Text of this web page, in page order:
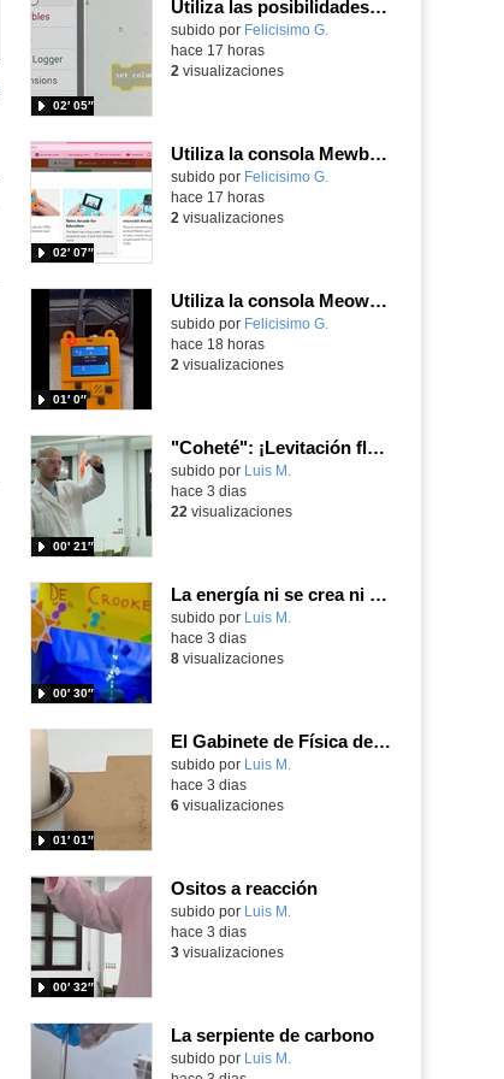
pantalla
Utiliza las posibilidades de tu microbit programando com MakeCode para medir temperatura y nivel de luz con Datalogger
Contenido educativo.
subido por Felicisimo G.
02′ 05″
hace 17 horas
2 visualizaciones
Utiliza la consola Mewbit de Kittenbot para llevar tus juegos arcade de MakeCode a tu mano
Contenido educativo.
subido por Felicisimo G.
02′ 07″
hace 17 horas
2 visualizaciones
Utiliza la consola Meowbit de KIttenbot para jugar con tus programas MakeCode Arcade
Contenido educativo.
subido por Felicisimo G.
01′ 0″
hace 18 horas
2 visualizaciones
"Coheté": ¡Levitación flamígera!
Contenido educativo.
subido por Luis M.
00′ 21″
hace 3 dias
22 visualizaciones
La energía ni se crea ni se destruye... ¡se experimenta! El Tierno en la Feria Madrid es Ciencia 2026
Contenido educativo.
subido por Luis M.
00′ 30″
hace 3 dias
8visualizaciones
El Gabinete de Física del IES Enrique Tierno Galván de Parla (Curso 25-26)
Contenido educativo.
subido por Luis M.
01′ 01″
hace 3 dias
6visualizaciones
Ositos a reacción
Contenido educativo.
subido por Luis M.
00′ 32″
hace 3 dias
3visualizaciones
La serpiente de carbono
Contenido educativo.
subido por Luis M.